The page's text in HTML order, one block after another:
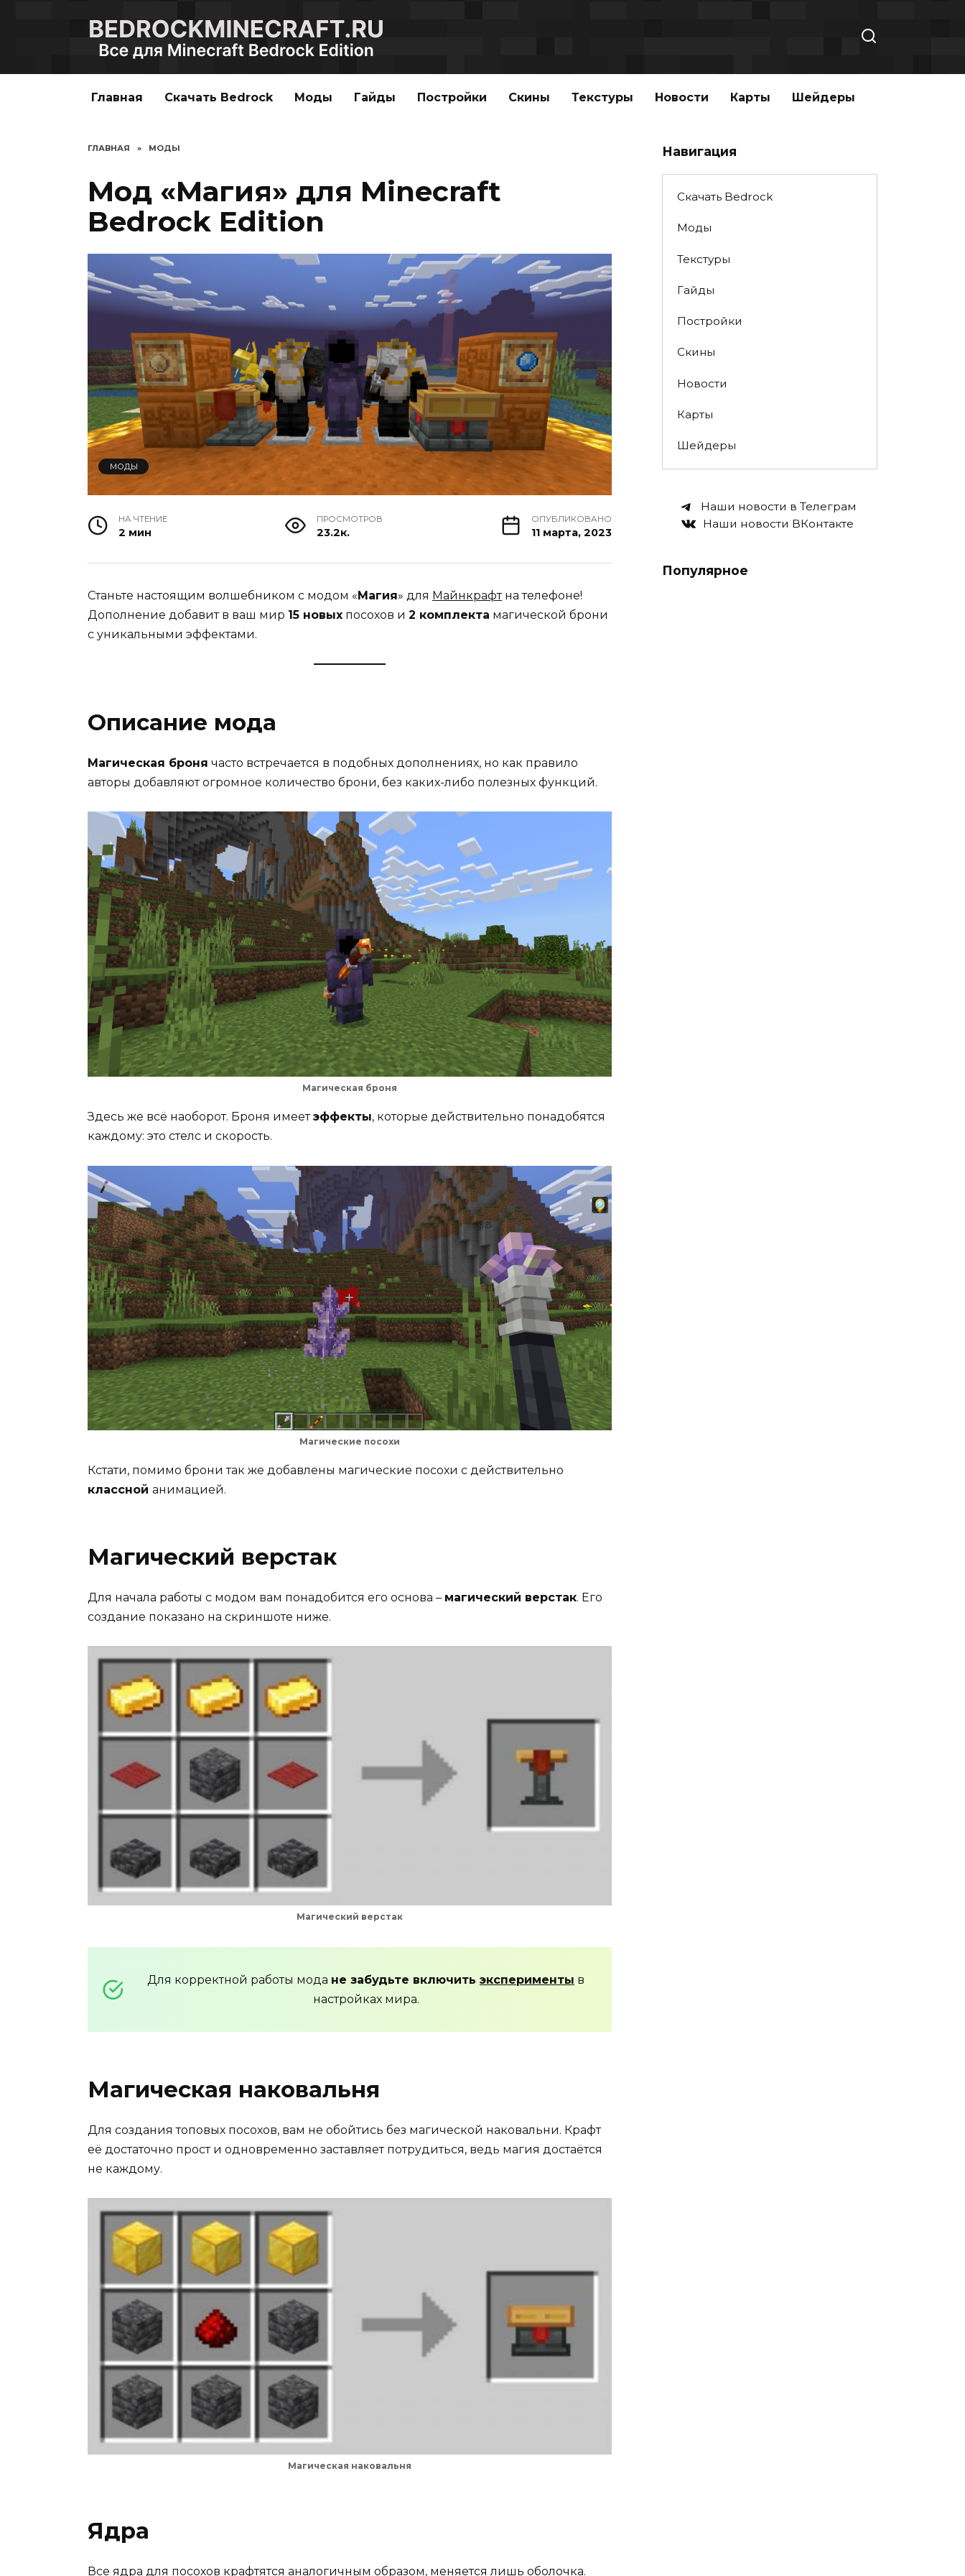
Главная Скачать Bedrock Моды Гайды Постройки Скины Текстуры Новости Карты Шейдеры
ГЛАВНАЯ » МОДЫ
Мод «Магия» для Minecraft
Bedrock Edition
МОДЫ
НА ЧТЕНИЕ
2 мин
ПРОСМОТРОВ
23.2к.
ОПУБЛИКОВАНО
11 марта, 2023
Станьте настоящим волшебником с модом «Магия» для Майнкрафтна телефоне!
Дополнение добавит в ваш мир 15 новых посохов и 2 комплекта магической брони
с уникальными эффектами.
Описание мода
Магическая броня часто встречается в подобных дополнениях, но как правило
авторы добавляют огромное количество брони, без каких-либо полезных функций.
Магическая броня
Здесь же всё наоборот. Броня имеетэффекты, которые действительно понадобятся
каждому: это стелс и скорость.
Магические посохи
Кстати, помимо брони так же добавлены магические посохи с действительно
классной анимацией.
Магический верстак
Для начала работы с модом вам понадобится его основа – магический верстак. Его
создание показано на скриншоте ниже.
Магический верстак
Для корректной работы мода не забудьте включить эксперименты в
настройках мира.
Магическая наковальня
Для создания топовых посохов, вам не обойтись без магической наковальни. Крафт
её достаточно прост и одновременно заставляет потрудиться, ведь магия достаётся
не каждому.
Магическая наковальня
Ядра
Все ядра для посохов крафтятся аналогичным образом, меняется лишь оболочка.
Навигация
Скачать Bedrock
Моды
Текстуры
Гайды
Постройки
Скины
Новости
Карты
Шейдеры
Наши новости в Телеграм
Наши новости ВКонтакте
Популярное